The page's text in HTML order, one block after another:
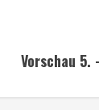
Vorschau 5.